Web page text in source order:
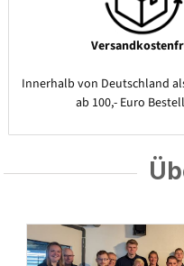
Innerhalb von Deutschland
ab 100,- Euro